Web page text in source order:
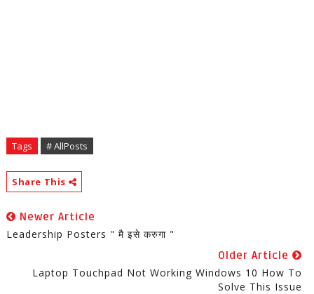
Tags # AllPosts
Share This
Newer Article
Leadership Posters " मै इसे करुगा "
Older Article
Laptop Touchpad Not Working Windows 10 How To
Solve This Issue